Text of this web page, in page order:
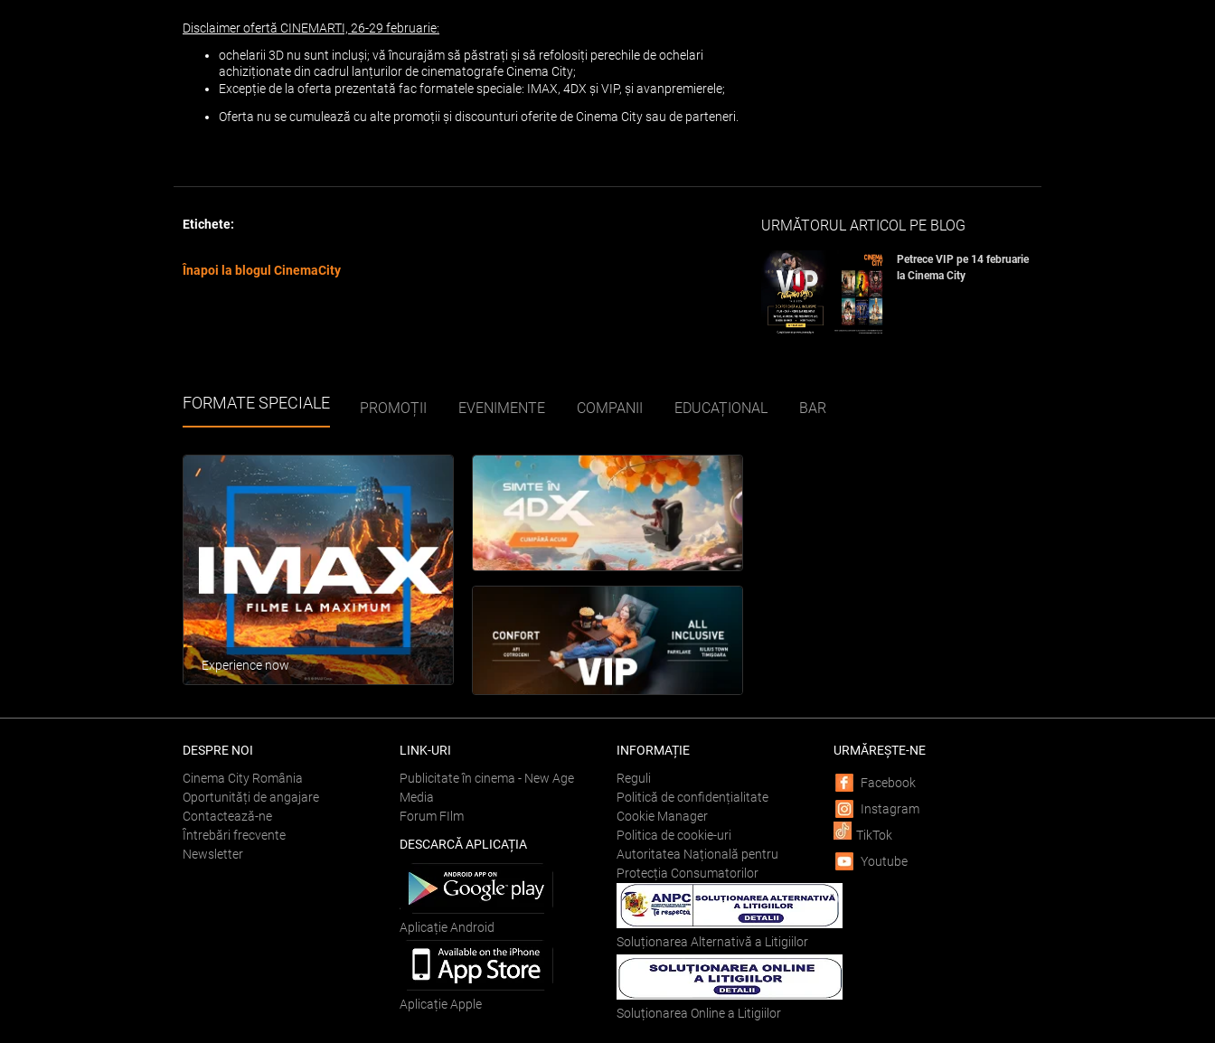
Disclaimer ofertă CINEMARTI, 26-29 februarie:
ochelarii 3D nu sunt incluși; vă încurajăm să păstrați și să refolosiți perechile de ochelari
achiziționate din cadrul lanțurilor de cinematografe Cinema City;
Excepție de la oferta prezentată fac formatele speciale: IMAX, 4DX și VIP, și avanpremierele;
Oferta nu se cumulează cu alte promoții și discounturi oferite de Cinema City sau de parteneri.
Etichete:
Înapoi la blogul CinemaCity
URMĂTORUL ARTICOL PE BLOG
Petrece VIP pe 14 februarie
la Cinema City
FORMATE SPECIALE PROMOȚII EVENIMENTE COMPANII EDUCAȚIONAL BAR
Experience now
DESPRE NOI
Cinema City România
Oportunități de angajare
Contactează-ne
Întrebări frecvente
Newsletter
LINK-URI
Publicitate în cinema - New Age
Media
Forum FIlm
DESCARCĂ APLICAȚIA
Aplicație Android
Aplicație Apple
INFORMAȚIE
Reguli
Politică de confidențialitate
Cookie Manager
Politica de cookie-uri
Autoritatea Națională pentru
Protecția Consumatorilor
Soluționarea Alternativă a Litigiilor
Soluționarea Online a Litigiilor
URMĂREȘTE-NE
Facebook
Instagram
TikTok
Youtube